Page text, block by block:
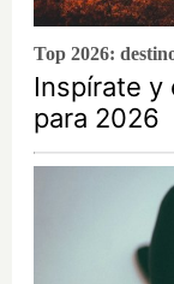
Top 2026:
Inspírate y
para 2026